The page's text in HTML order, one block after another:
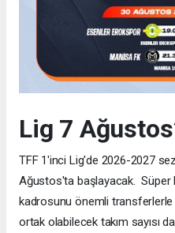
Lig 7
TFF 1'inci Lig'de 2026-2027
Ağustos'ta başlayacak. Süper
kadrosunu önemli transferlerle
ortak olabilecek takım sayısı